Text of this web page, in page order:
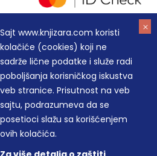
Sajt www.knjizara.com koristi
kolačiće (cookies) koji ne
sadrže lične podatke i služe radi
poboljšanja korisničkog iskustva
veb stranice. Prisutnost na veb
sajtu, podrazumeva da se
posetioci slažu sa korišćenjem
ovih kolačića.
- MAKART DOO BEOGRAD
105184104, MB: 20337524
su u dinarima. PDV je uračunat u
što precizniji u opisu proizvoda,
ne možemo garantovati da su sve
Svi artikli prikazani na sajtu su
da su dostupni u svakom